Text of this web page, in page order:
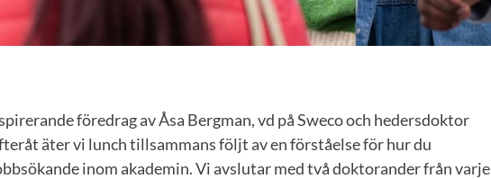
föredrag av Åsa Bergman, vd på Sweco och hedersdoktor
äter vi lunch tillsammans följt av en förståelse för hur du
inom akademin. Vi avslutar med två doktorander från varje